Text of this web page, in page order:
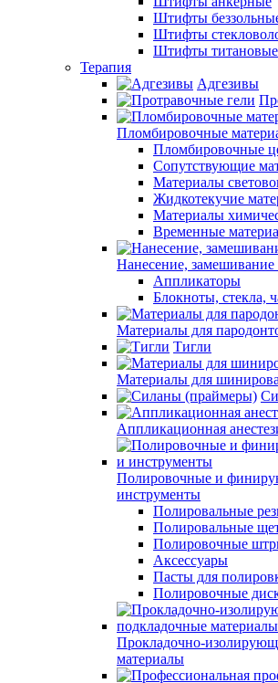
Штифты
Штифты
Штифты титановые
Терапия
Адгезивы
Пломбировочные
Пломбировочные
Сопутствующие
Материалы
Жидкотекучие
Материалы
Временные
Нанесение, замешивание
Аппликаторы
Блокноты, стекла,
Материалы для
Тигли
Материалы для
Аппликационная
Полировочные и
инструменты
Полировальные
Полировальные
Полировочные
Аксессуары
Пасты для
Полировочные
Прокладочно-
материалы